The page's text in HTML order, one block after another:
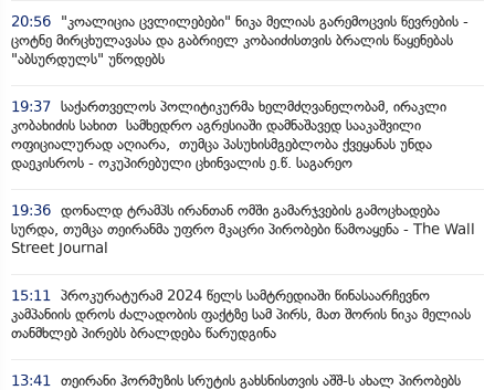
20:56
"კოალიცია ცვლილებები" ნიკა მელიას გარემოცვის წევრების -
ცოტნე მირცხულავასა და გაბრიელ კობაიძისთვის ბრალის წაყენებას
"აბსურდულს" უწოდებს
19:37 საქართველოს პოლიტიკურმა ხელმძღვანელობამ, ირაკლი
კობახიძის სახით სამხედრო აგრესიაში დამნაშავედ სააკაშვილი
ოფიციალურად აღიარა, თუმცა პასუხისმგებლობა ქვეყანას უნდა
დაეკისროს - ოკუპირებული ცხინვალის ე.წ. საგარეო
19:36 დონალდ ტრამპს ირანთან ომში გამარჯვების გამოცხადება
სურდა, თუმცა თეირანმა უფრო მკაცრი პირობები წამოაყენა - The Wall
Street Journal
15:11 პროკურატურამ 2024 წელს სამტრედიაში წინასაარჩევნო
კამპანიის დროს ძალადობის ფაქტზე სამ პირს, მათ შორის ნიკა მელიას
თანმხლებ პირებს ბრალდება წარუდგინა
13:41 თეირანი ჰორმუზის სრუტის გახსნისთვის აშშ-ს ახალ პირობებს